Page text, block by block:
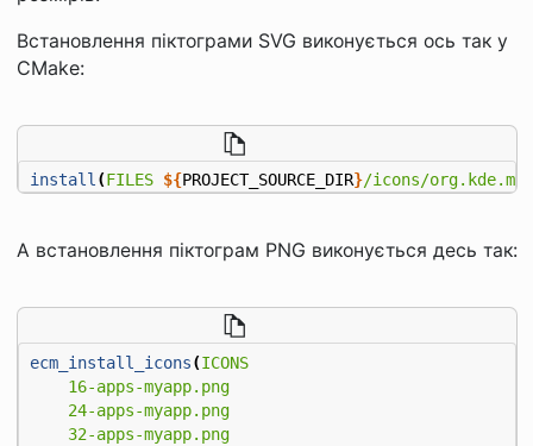
Встановлення піктограми SVG виконується ось так у
CMake:
install (FILES ${PROJECT_SOURCE_DIR}/icons/
А встановлення піктограм PNG виконується десь так:
ecm_install_icons(ICONS
16-apps-myapp.png
24-apps-myapp.png
32-apps-myapp.png